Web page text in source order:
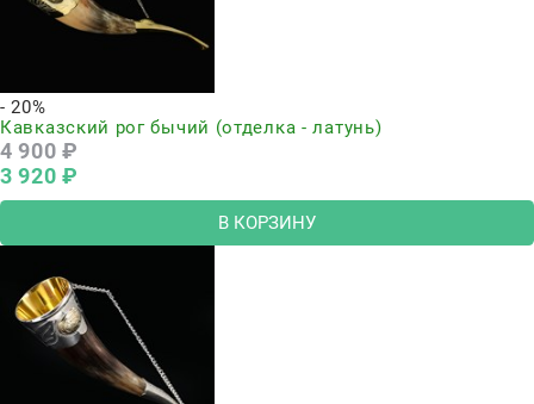
- 20%
Кавказский рог бычий (отделка - латунь)
4 900 ₽
3 920 ₽
В КОРЗИНУ